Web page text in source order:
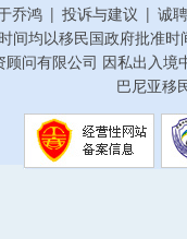
乔鸿 | 投诉与建议 | 诚
间均以移民国政府批准
问有限公司 因私出入
巴尼亚移